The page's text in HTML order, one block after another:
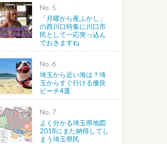
No.
「月曜から夜ふかし」
の西川口特集に川口市
民として一応突っ込ん
でおきますね
No.
埼玉から近い海は？埼
玉からすぐ行ける優良
ビーチ4選
No.
よく分かる埼玉県地図
2018にまた納得してし
まう埼玉県民